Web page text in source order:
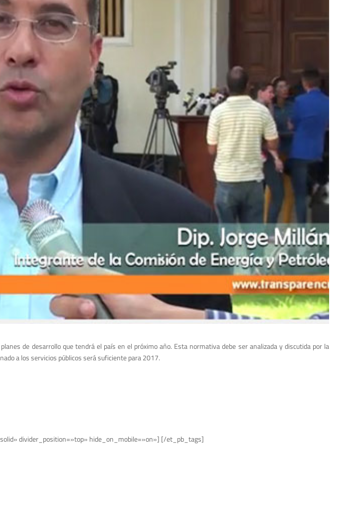
de desarrollo que tendrá el país en el próximo año. Esta normativa debe ser analizada y discutida por la
a los servicios públicos será suficiente para 2017.
divider_position=»top» hide_on_mobile=»on»] [/et_pb_tags]